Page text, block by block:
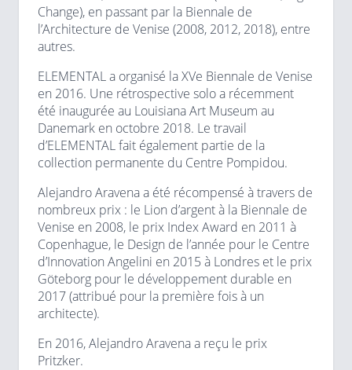
Change), en passant par la Biennale de
l’Architecture de Venise (2008, 2012, 2018), entre
autres.
ELEMENTAL a organisé la XVe Biennale de Venise
en 2016. Une rétrospective solo a récemment
été inaugurée au Louisiana Art Museum au
Danemark en octobre 2018. Le travail
d’ELEMENTAL fait également partie de la
collection permanente du Centre Pompidou.
Alejandro Aravena a été récompensé à travers de
nombreux prix : le Lion d’argent à la Biennale de
Venise en 2008, le prix Index Award en 2011 à
Copenhague, le Design de l’année pour le Centre
d’Innovation Angelini en 2015 à Londres et le prix
Göteborg pour le développement durable en
2017 (attribué pour la première fois à un
architecte).
En 2016, Alejandro Aravena a reçu le prix
Pritzker.